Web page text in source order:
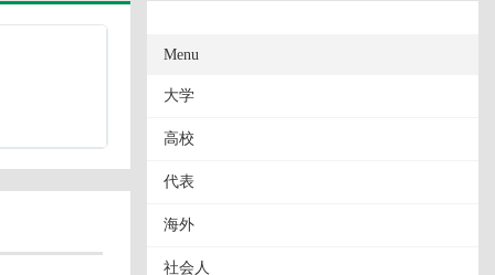
Menu
大学
高校
代表
海外
社会人